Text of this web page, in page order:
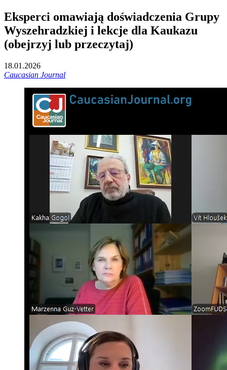
Eksperci omawiają doświadczenia Grupy
Wyszehradzkiej i lekcje dla Kaukazu
(obejrzyj lub przeczytaj)
18.01.2026
Caucasian Journal